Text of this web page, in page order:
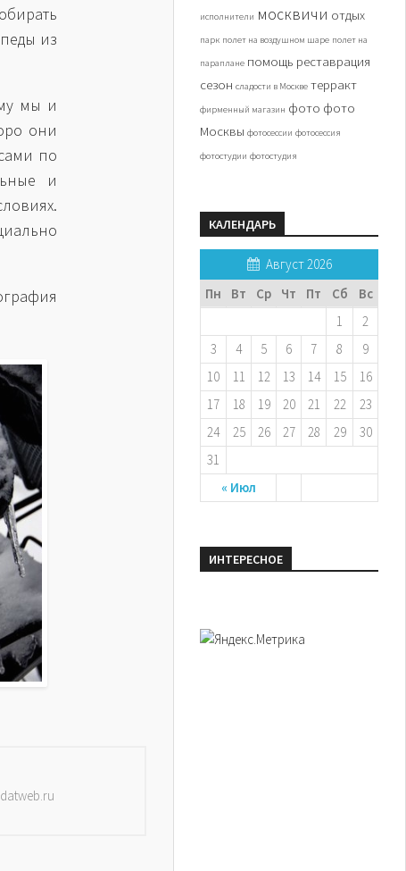
из
мы и
они
по
и
исполнители москвичи отдых
парк полет на воздушном шаре полет на
параплане помощь реставрация
сезон сладости в Москве терракт
фирменный магазин фото фото
Москвы фотосессии фотосессия
фотостудии фотостудия
КАЛЕНДАРЬ
Август 2026
Пн
Вт Ср Чт Пт Сб Вс
« Июл
1
2
3
4 5 6 7 8
9
10
11 12 13 14 15
16
17
18 19 20 21 22
23
24
25 26 27 28 29
30
31
ИНТЕРЕСНОЕ